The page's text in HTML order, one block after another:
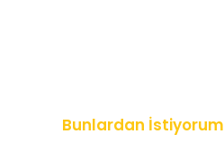
Bunlardan İstiyorum